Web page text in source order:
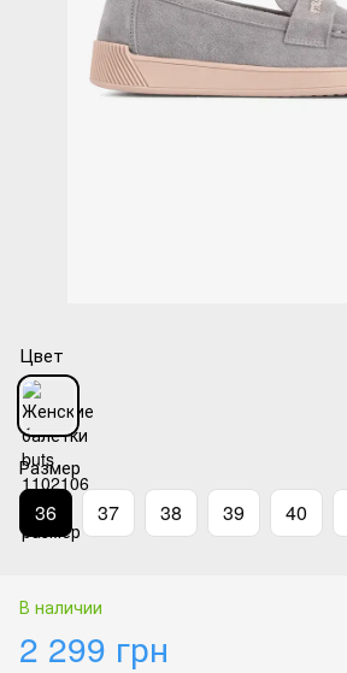
Цвет
Размер
36 37 38 39 40
В наличии
2 299 грн